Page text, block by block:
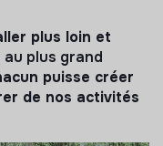
plus loin et
plus grand
puisse créer
de nos activités